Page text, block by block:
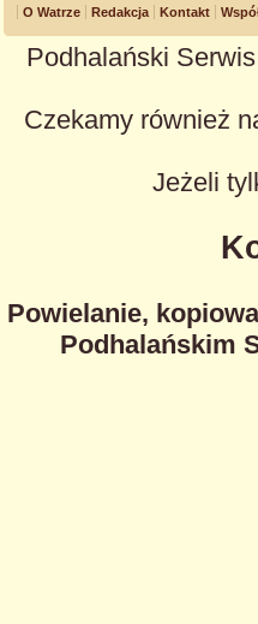
O Watrze Redakcja Kontakt
Podhalański
Czekamy również
Jeżeli
Powielanie,
Podhalańskim